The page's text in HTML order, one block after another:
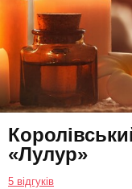
«Лулур»
5 відгуків